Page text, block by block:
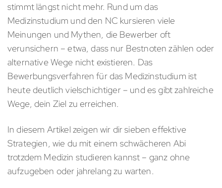
stimmt längst nicht mehr. Rund um das
Medizinstudium und den NC kursieren viele
Meinungen und Mythen, die Bewerber oft
verunsichern – etwa, dass nur Bestnoten zählen oder
alternative Wege nicht existieren. Das
Bewerbungsverfahren für das Medizinstudium ist
heute deutlich vielschichtiger – und es gibt zahlreiche
Wege, dein Ziel zu erreichen.
In diesem Artikel zeigen wir dir sieben effektive
Strategien, wie du mit einem schwächeren Abi
trotzdem Medizin studieren kannst – ganz ohne
aufzugeben oder jahrelang zu warten.